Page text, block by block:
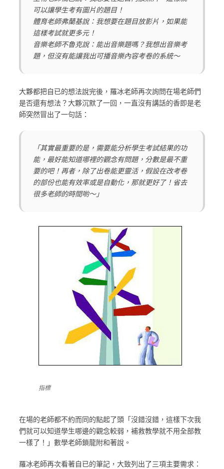
可以讓學生考有圖片的題目！
體育老師弗蘭基說：我想要在題目放影片，如果能
這樣考試就更多元！
音樂老師不魯克說：能出音樂題嗎？我想出音樂考
題，但沒有能讓我出可播音樂內容考卷的系統～
大夥都把自已的想法說完後，羅冰老師再次詢問在場老師們
是否還有想法？大夥沉默了一回，一直沒有講話的香即是老
師突然冒出了一句話：
「其實最重要的是，需要能分析學生考試結果的功
能，最好能知道哪裡的觀念有問題，分數是最不重
要的吧！再者，除了出卷能更靈活，假設在改考卷
的部份也能有效率或是自動化，那就更好了！省去
很多老師的時間喲～」
指標
在場的老師都不約而同的點起了頭「沒錯沒錯，這樣下次我
們就可以知道學生哪邊的觀念較弱，補救教學就不用全部教
一樣了！」數學老師鎖龍附和著說。
羅冰老師再次看著自已的筆記，大致列出了三項主要需求：